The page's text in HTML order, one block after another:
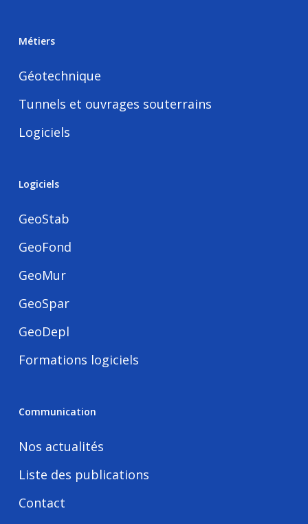
Métiers
Géotechnique
Tunnels et ouvrages souterrains
Logiciels
Logiciels
GeoStab
GeoFond
GeoMur
GeoSpar
GeoDepl
Formations logiciels
Communication
Nos actualités
Liste des publications
Contact